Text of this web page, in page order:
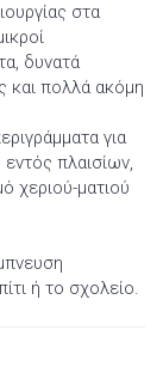
στα
δυνατά
και πολλά ακόμη
για
πλαισίων,
χεριού-ματιού
ή το σχολείο.